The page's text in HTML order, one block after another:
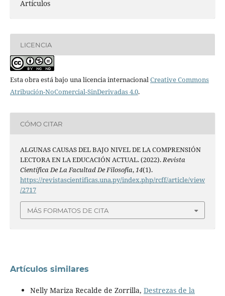
Artículos
LICENCIA
Esta obra está bajo una licencia internacionalCreative Commons
Atribución-NoComercial-SinDerivadas 4.0.
CÓMO CITAR
ALGUNAS CAUSAS DEL BAJO NIVEL DE LA COMPRENSIÓN
LECTORA EN LA EDUCACIÓN ACTUAL. (2022).Revista
Científica De La Facultad De Filosofía,14(1).
https://revistascientificas.una.py/index.php/rcff/article/view
/2717
MÁS FORMATOS DE CITA
Artículos similares
Nelly Mariza Recalde de Zorrilla, Destrezas de la